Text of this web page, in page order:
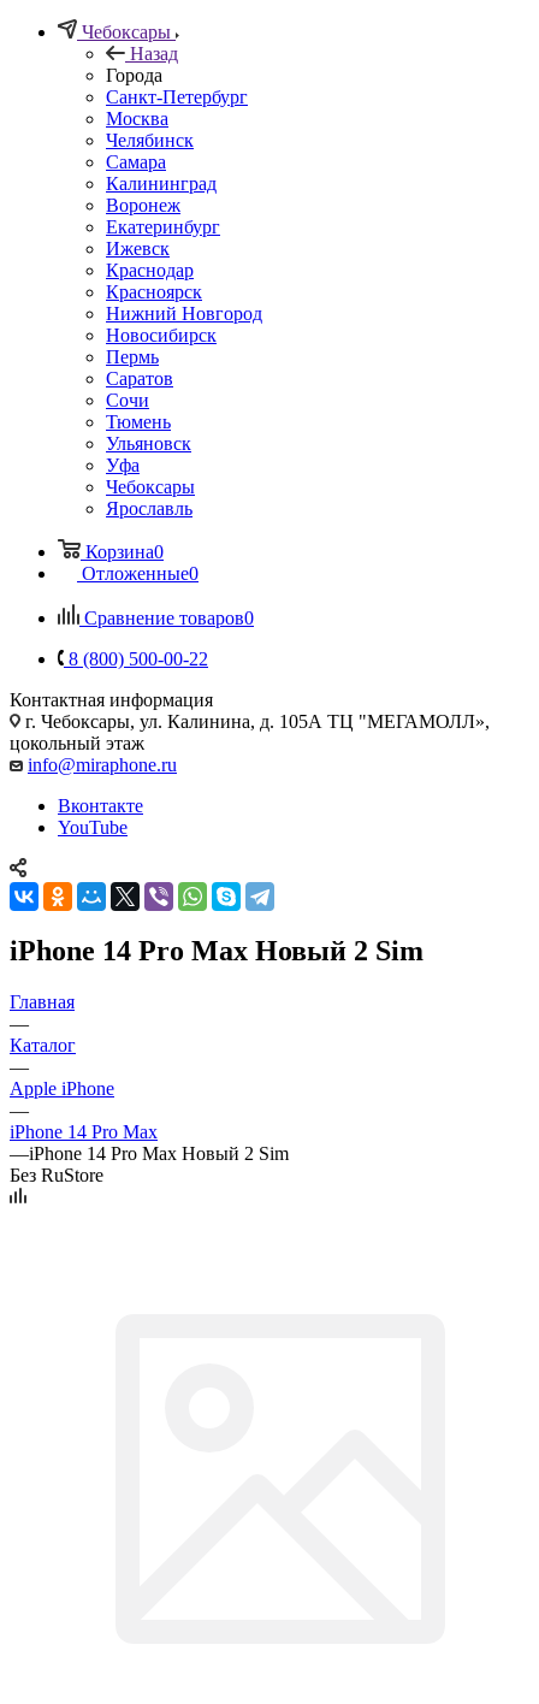
Чебоксары
Назад
Города
Санкт-Петербург
Москва
Челябинск
Самара
Калининград
Воронеж
Екатеринбург
Ижевск
Краснодар
Красноярск
Нижний Новгород
Новосибирск
Пермь
Саратов
Сочи
Тюмень
Ульяновск
Уфа
Чебоксары
Ярославль
Корзина0
Отложенные0
Сравнение товаров0
8 (800) 500-00-22
Контактная информация
г. Чебоксары, ул. Калинина, д. 105А ТЦ "МЕГАМОЛЛ»,
цокольный этаж
info@miraphone.ru
Вконтакте
YouTube
iPhone 14 Pro Max Новый 2 Sim
Главная
—
Каталог
—
Apple iPhone
—
iPhone 14 Pro Max
—iPhone 14 Pro Max Новый 2 Sim
Без RuStore